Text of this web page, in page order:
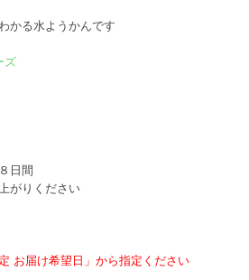
かる水ようかんです
ズ
日間
がりください
お届け希望日」から指定ください